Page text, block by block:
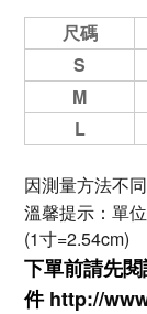
尺碼
S
M
L
因測量方法不
溫馨提示：單
(1寸=2.54cm)
下單前請先
件 http://